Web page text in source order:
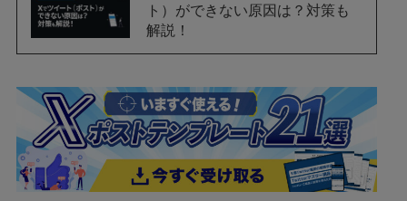
ト）ができない原因は？対策も
解説！